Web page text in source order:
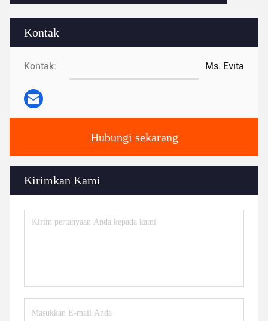
Kontak
Kontak: Ms. Evita
Hubungi sekarang
Kirimkan Kami